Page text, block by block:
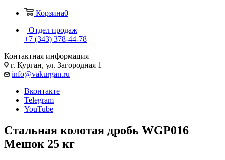
Корзина0
Отдел продаж
+7 (343) 378-44-78
Контактная информация
г. Курган, ул. Загородная 1
info@vakurgan.ru
Вконтакте
Telegram
YouTube
Стальная колотая дробь WGP016
Мешок 25 кг